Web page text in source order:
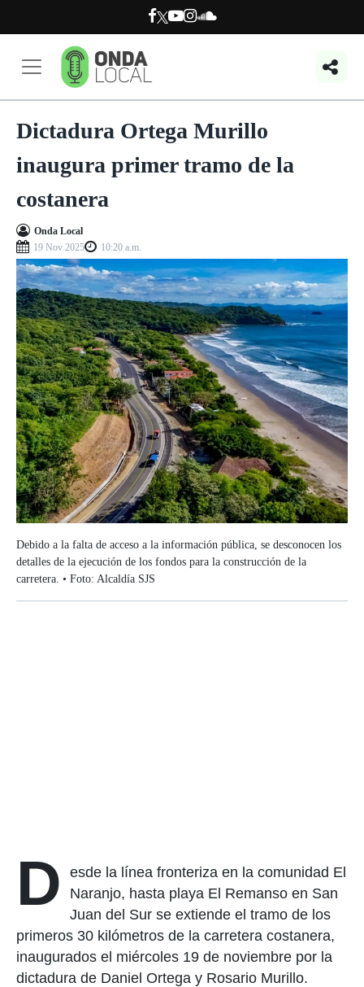
Dictadura Ortega Murillo
inaugura primer tramo de la
costanera
Onda Local
19 Nov 2025
10:20 a.m.
Debido a la falta de acceso a la información pública, se desconocen los
detalles de la ejecución de los fondos para la construcción de la
carretera. • Foto: Alcaldía SJS
D
esde la línea fronteriza en la comunidad El
Naranjo, hasta playa El Remanso en San
Juan del Sur se extiende el tramo de los
primeros 30 kilómetros de la carretera costanera,
inaugurados el miércoles 19 de noviembre por la
dictadura de Daniel Ortega y Rosario Murillo.